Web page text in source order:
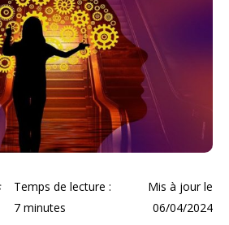
Temps de lecture :
7minutes
Mis à jour le
06/04/2024